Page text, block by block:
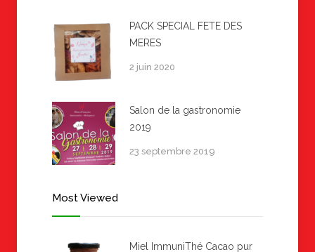
PACK SPECIAL FETE DES
MERES
2 juin 2020
Salon de la gastronomie
2019
23 septembre 2019
Most Viewed
Miel ImmuniThé Cacao pur